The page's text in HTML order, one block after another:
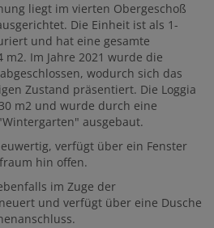
liegt im vierten Obergeschoß
Die Einheit ist als 1-
und hat eine gesamte
m2. Im Jahre 2021 wurde die
wodurch sich das
Zustand präsentiert. Die Loggia
m2 und wurde durch eine
ausgebaut.
verfügt über ein Fenster
hin offen.
im Zuge der
und verfügt über eine Dusche